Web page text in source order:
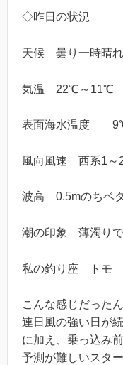
◇昨日の状況
天候 曇り一時晴れ
気温 22℃～11℃
表面海水温度
風向風速 西系1～
波高 0.5mのちベ
潮の印象 薄濁りで
私の釣り座 トモ
こんな感じだった
連日風の強い日が
に加え、乗っ込み
予測が難しいスタ